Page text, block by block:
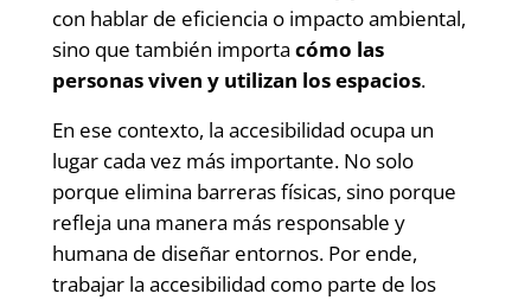
con hablar de eficiencia o impacto ambiental,
sino que también importa cómo las
personas viven y utilizan los espacios.
En ese contexto, la accesibilidad ocupa un
lugar cada vez más importante. No solo
porque elimina barreras físicas, sino porque
refleja una manera más responsable y
humana de diseñar entornos. Por ende,
trabajar la accesibilidad como parte de los